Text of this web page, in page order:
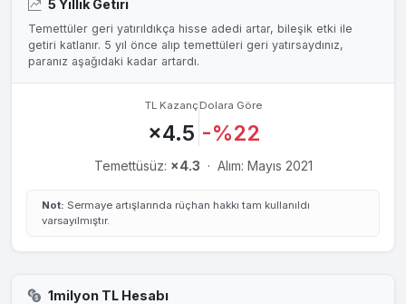
5 Yıllık Getiri
Temettüler geri yatırıldıkça hisse adedi artar, bileşik etki ile
getiri katlanır. 5 yıl önce alıp temettüleri geri yatırsaydınız,
paranız aşağıdaki kadar artardı.
TL Kazanç
×4.5
Dolara Göre
-%22
Temettüsüz: ×4.3 · Alım: Mayıs 2021
Not: Sermaye artışlarında rüçhan hakkı tam kullanıldı
varsayılmıştır.
1milyon TL Hesabı